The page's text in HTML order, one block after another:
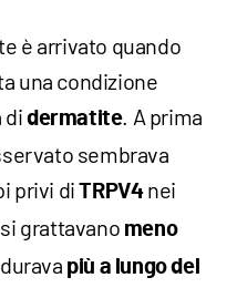
è arrivato quando
una condizione
didermatite. A prima
sembrava
privi diTRPV4nei
grattavano meno
più a lungo del